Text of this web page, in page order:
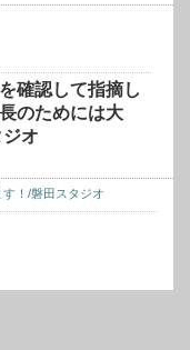
確認して指摘し
のためには大
オ
！/磐田スタジオ